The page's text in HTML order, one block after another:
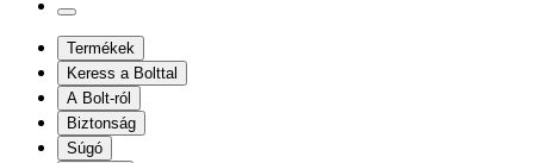
Termékek
Keress a Bolttal
A Bolt-ról
Biztonság
Súgó